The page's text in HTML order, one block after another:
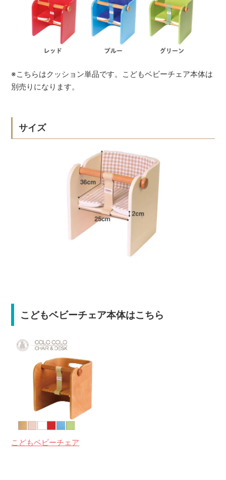
※こちらはクッション単品です。こどもベビーチェア本体は
別売りになります。
サイズ
こどもベビーチェア本体はこちら
こどもベビーチェア